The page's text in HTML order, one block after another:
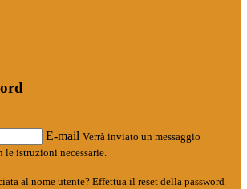
E-mail Verrà inviato un messaggio
istruzioni necessarie.
al nome utente? Effettua il reset della password